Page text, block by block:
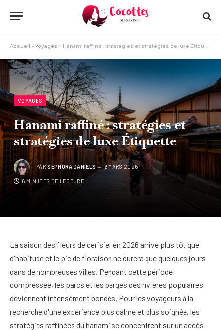
Accueil » Voyages » Hanami raffiné : stratégies et stratégies de luxe Étiquette
VOYAGES
Hanami raffiné : stratégies et
stratégies de luxe Étiquette
PAR SÉPHORA DANIELS 6 MARS 2026
6 MINUTES DE LECTURE
La saison des fleurs de cerisier en 2026 arrive plus tôt que
d'habitude et le pic de floraison ne durera que quelques jours
dans de nombreuses villes. Pendant cette période
compressée, les parcs et les berges des rivières populaires
deviennent intensément bondés. Pour les voyageurs à la
recherche d'une expérience plus calme et plus soignée, les
stratégies raffinées du hanami se concentrent sur un accès